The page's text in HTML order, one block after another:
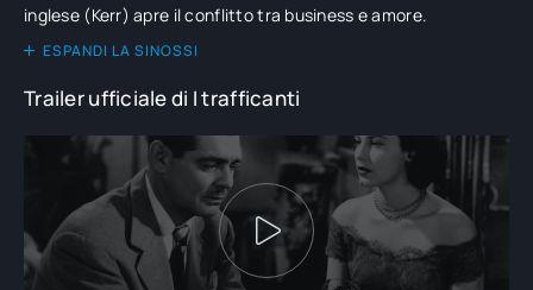
inglese (Kerr) apre il conflitto tra business e amore.
ESPANDI LA SINOSSI
Trailer ufficiale di I trafficanti